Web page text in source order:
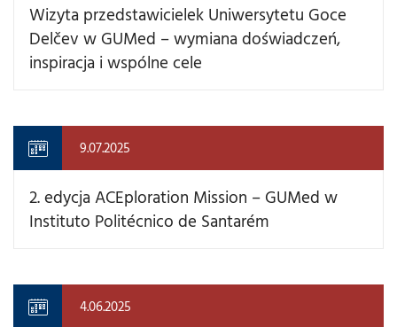
Wizyta przedstawicielek Uniwersytetu Goce
Delčev w GUMed – wymiana doświadczeń,
inspiracja i wspólne cele
9.07.2025
2. edycja ACEploration Mission – GUMed w
Instituto Politécnico de Santarém
4.06.2025